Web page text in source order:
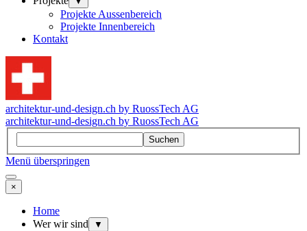
Projekte Aussenbereich
Projekte Innenbereich
Kontakt
architektur-und-design.ch by RuossTech AG
architektur-und-design.ch by RuossTech AG
Suchen
Menü überspringen
×
Home
Wer wir sind
▼